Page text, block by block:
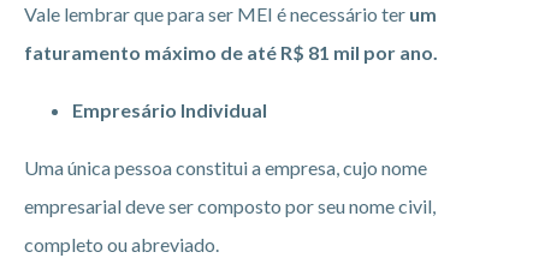
Vale lembrar que para ser MEI é necessário ter um
faturamento máximo de até R$ 81 mil por ano.
Empresário Individual
Uma única pessoa constitui a empresa, cujo nome
empresarial deve ser composto por seu nome civil,
completo ou abreviado.